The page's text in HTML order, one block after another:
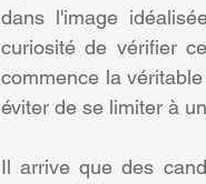
dans l'image
curiosité de vérifier
commence la
éviter de se limiter à
Il arrive que des